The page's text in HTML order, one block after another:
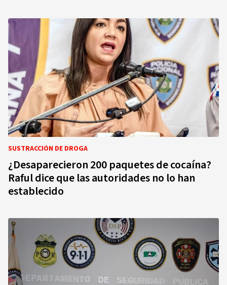
SUSTRACCIÓN DE DROGA
¿Desaparecieron 200 paquetes de cocaína?
Raful dice que las autoridades no lo han
establecido